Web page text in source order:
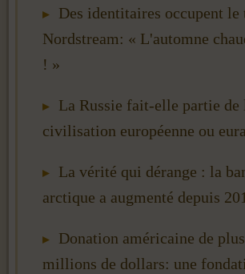
Des identitaires occupent le
Nordstream: « L'automne
! »
La Russie fait-elle partie de
civilisation européenne ou
La vérité qui dérange : la
arctique a augmenté depuis
Donation américaine de
millions de dollars: une